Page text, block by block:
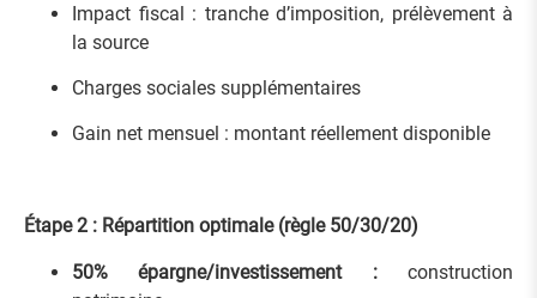
Impact fiscal : tranche d’imposition, prélèvement à
la source
Charges sociales supplémentaires
Gain net mensuel : montant réellement disponible
Étape 2 : Répartition optimale (règle 50/30/20)
50% épargne/investissement :construction